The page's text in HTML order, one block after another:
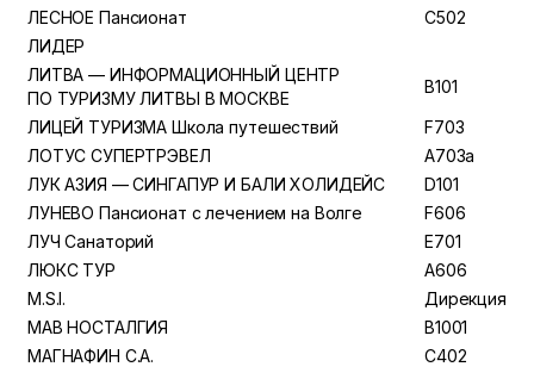
ЛЕСНОЕ Пансионат
C502
ЛИДЕР
ЛИТВА — ИНФОРМАЦИОННЫЙ ЦЕНТР
ПО ТУРИЗМУ ЛИТВЫ В МОСКВЕ
B101
ЛИЦЕЙ ТУРИЗМА Школа путешествий
F703
ЛОТУС СУПЕРТРЭВЕЛ
A703a
ЛУК АЗИЯ — СИНГАПУР И БАЛИ ХОЛИДЕЙС
D101
ЛУНЕВО Пансионат с лечением на Волге
F606
ЛУЧ Санаторий
E701
ЛЮКС ТУР
A606
М.S.I.
Дирекция
МАВ НОСТАЛГИЯ
B1001
МАГНАФИН С.А.
C402